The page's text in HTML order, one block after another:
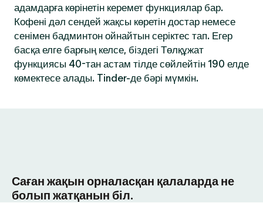
адамдарға көрінетін керемет функциялар бар.
Кофені дәл сендей жақсы көретін достар немесе
сенімен бадминтон ойнайтын серіктес тап. Егер
басқа елге барғың келсе, біздегі Төлқұжат
функциясы 40-тан астам тілде сөйлейтін 190 елде
көмектесе алады. Tinder-де бәрі мүмкін.
Саған жақын орналасқан қалаларда не
болып жатқанын біл.